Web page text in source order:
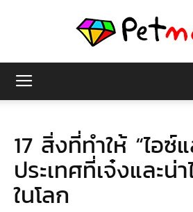
มายา
17 สิ่งที่ทำให้ “ไอซ์
ประเทศที่เจ๋งและน่
ในโลก